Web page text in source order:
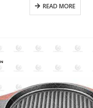
READ MORE